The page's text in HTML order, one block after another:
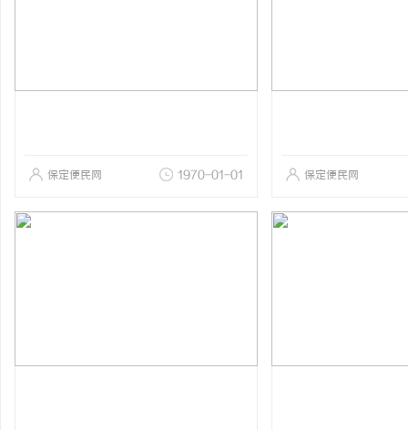
保定便民网 1970-01-01 保定便民网